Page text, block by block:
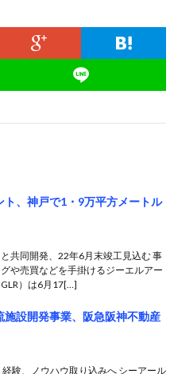
ト、神戸で1・9万平方メートル
共同開発、22年6月末竣工見込む 事
や売買などを手掛けるジーエルアー
）は6月17[…]
施設開発事業、阪急阪神不動産
験、ノウハウ取り込みへ シーアール